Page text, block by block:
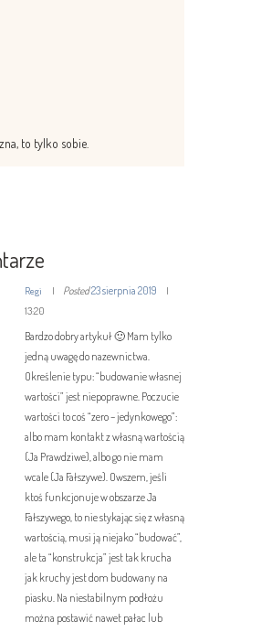
to tylko sobie.
Regi Posted23 sierpnia 2019
13:20
Bardzo dobry artykuł 🙂 Mam tylko
jedną uwagę do nazewnictwa.
Określenie typu: “budowanie własnej
wartości” jest niepoprawne. Poczucie
wartości to coś “zero – jedynkowego”:
albo mam kontakt z własną wartością
(Ja Prawdziwe), albo go nie mam
wcale (Ja Fałszywe). Owszem, jeśli
ktoś funkcjonuje w obszarze Ja
Fałszywego, to nie stykając się z własną
wartością, musi ją niejako “budować”,
ale ta “konstrukcja” jest tak krucha
jak kruchy jest dom budowany na
piasku. Na niestabilnym podłożu
można postawić nawet pałac lub